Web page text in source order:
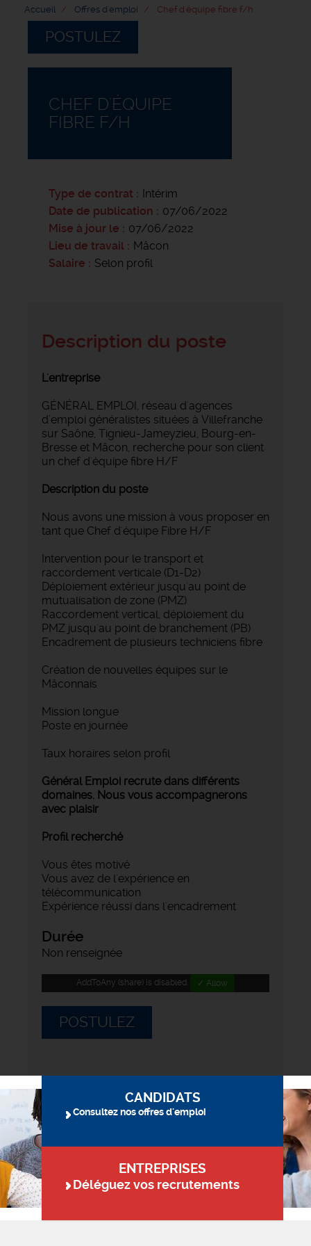
Accueil Offres d'emploi Chef d'équipe fibre f/h
POSTULEZ
CHEF D'ÉQUIPE
FIBRE F/H
Type de contrat
Intérim
Date de publication
07/06/2022
Mise à jour le
07/06/2022
Lieu de travail
Mâcon
Salaire
Selon profil
Description du poste
L'entreprise
GÉNÉRAL EMPLOI, réseau d'agences
d’emploi généralistes situées à Villefranche
sur Saône, Tignieu-Jameyzieu, Bourg-en-
Bresse et Mâcon, recherche pour son client
un chef d'équipe fibre H/F
Description du poste
Nous avons une mission à vous proposer en
tant que Chef d'équipe Fibre H/F
‍Intervention pour le transport et
raccordement verticale (D1-D2)
‍Déploiement extérieur jusqu'au point de
mutualisation de zone (PMZ)
‍Raccordement vertical, déploiement du
PMZ jusqu'au point de branchement (PB)
‍Encadrement de plusieurs techniciens fibre
Création de nouvelles équipes sur le
Mâconnais
Mission longue
Poste en journée
Taux horaires selon profil
Général Emploi recrute dans différents
domaines. Nous vous accompagnerons
avec plaisir
Profil recherché
Vous êtes motivé
Vous avez de l'expérience en
télécommunication
Expérience réussi dans l'encadrement
Durée
Non renseignée
AddToAny (share) is disabled. ✓ Allow
POSTULEZ
CANDIDATS
Consultez nos offres d'emploi
ENTREPRISES
Déléguez vos recrutements